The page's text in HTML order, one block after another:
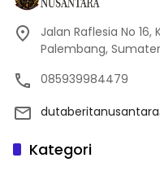
Jalan Raflesia No 16,
Palembang,
085939984479
Kategori